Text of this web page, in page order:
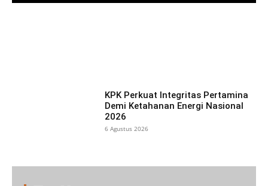
KPK Perkuat Integritas Pertamina
Demi Ketahanan Energi Nasional
2026
6 Agustus 2026